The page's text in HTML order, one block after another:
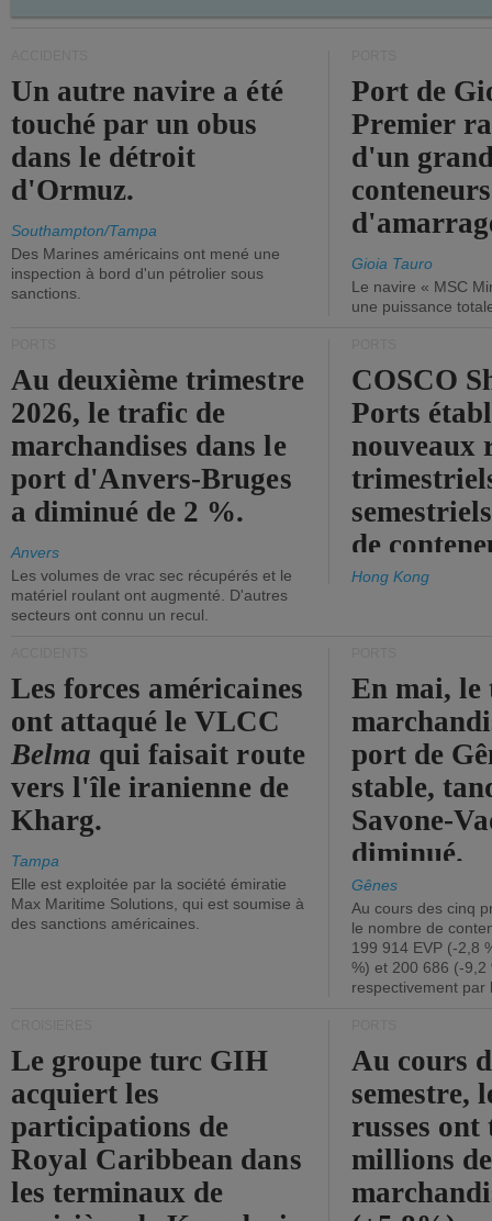
Un autre navire a été
touché par un obus
dans le détroit
d'Ormuz.
Southampton/Tampa
Des Marines américains ont mené une
inspection à bord d'un pétrolier sous
sanctions.
Port de
Premier
d'un
Gioia Tauro
Le navire « MSC
une puissance
Au deuxième trimestre
2026, le trafic de
marchandises dans le
port d'Anvers-Bruges
a diminué de 2 %.
Anvers
Les volumes de vrac sec récupérés et le
matériel roulant ont augmenté. D'autres
secteurs ont connu un recul.
COSCO
Ports
nouveaux
de
Hong Kong
Les forces américaines
ont attaqué le VLCC
Belma qui faisait route
vers l'île iranienne de
Kharg.
Tampa
Elle est exploitée par la société émiratie
Max Maritime Solutions, qui est soumise à
des sanctions américaines.
En mai, le
port de
stable,
Savone-
diminué.
Gênes
Au cours des cinq
le nombre de
199 914 EVP (-2,8
%) et 200 686 (-9,2
respectivement par
Le groupe turc GIH
acquiert les
participations de
Royal Caribbean dans
les terminaux de
Au cours
semestre,
russes
millions